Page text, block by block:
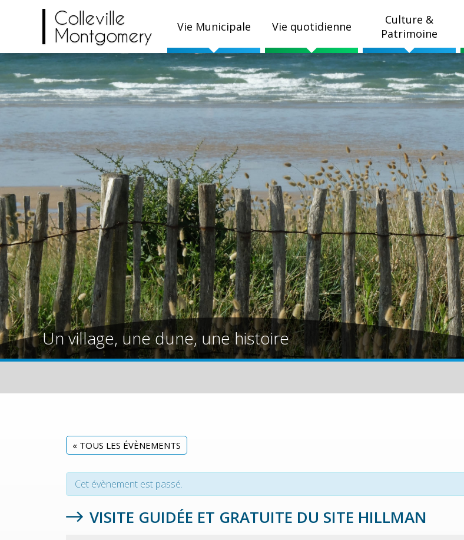
Colleville
Montgomery
Vie Municipale Vie quotidienne
Culture &
Patrimoine
Un village, une dune, une histoire
« TOUS LES ÉVÈNEMENTS
Cet évènement est passé.
VISITE GUIDÉE ET GRATUITE DU SITE HILLMAN